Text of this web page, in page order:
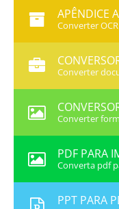
APÊNDICE
Converter
Converter
Converter
PDF PARA
Converta pdf
PPT PARA